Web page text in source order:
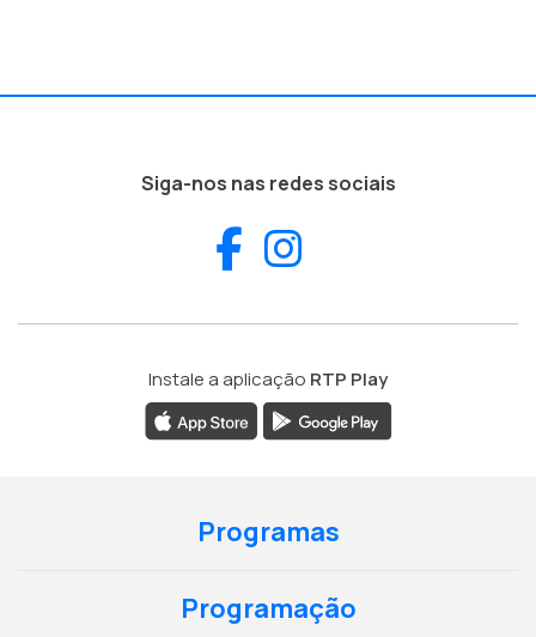
Siga-nos nas redes sociais
Facebook
Instale a aplicação RTP Play
Programas
Programação